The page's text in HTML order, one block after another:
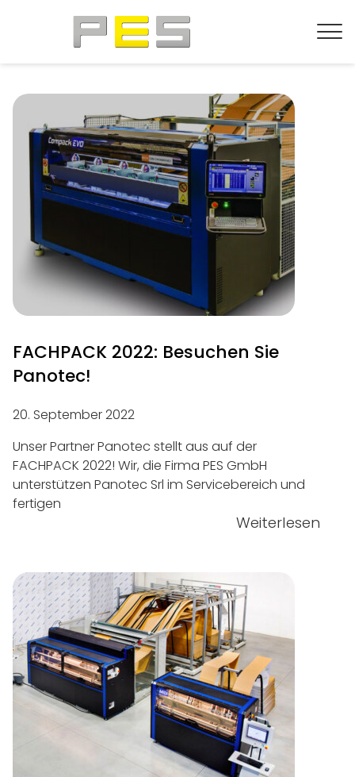
FACHPACK 2022: Besuchen Sie
Panotec!
20. September 2022
Unser Partner Panotec stellt aus auf der
FACHPACK 2022! Wir, die Firma PES GmbH
unterstützen Panotec Srl im Servicebereich und
fertigen
Weiterlesen